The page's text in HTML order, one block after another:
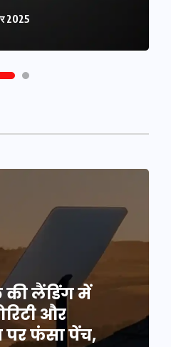
2025
की लैंडिंग में
और
पर फंसा पेंच,